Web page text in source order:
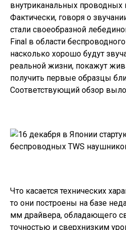
внутриканальных проводных
Фактически, говоря о
стали своеобразной
Final в области
насколько хорошо будут
реальной жизни, покажут
получить первые образцы
Соответствующий обзор
Что касается технических
то они построены на базе
мм драйвера, обладающего
точностью и сверхнизким